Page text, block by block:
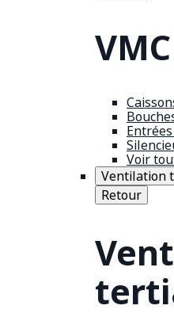
Voir
Ventilation
Retour